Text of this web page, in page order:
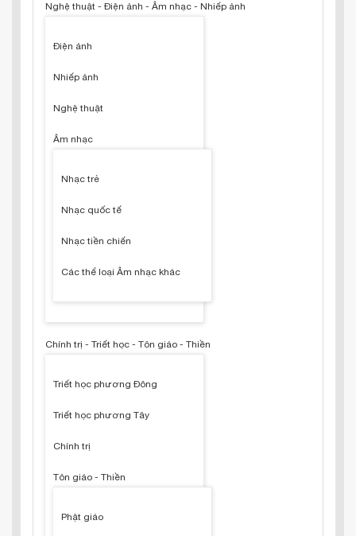
Nghệ thuật - Điện ảnh - Âm nhạc - Nhiếp ảnh
Điện ảnh
Nhiếp ảnh
Nghệ thuật
Âm nhạc
Nhạc trẻ
Nhạc quốc tế
Nhạc tiền chiến
Các thể loại Âm nhạc khác
Chính trị - Triết học - Tôn giáo - Thiền
Triết học phương Đông
Triết học phương Tây
Chính trị
Tôn giáo - Thiền
Phật giáo